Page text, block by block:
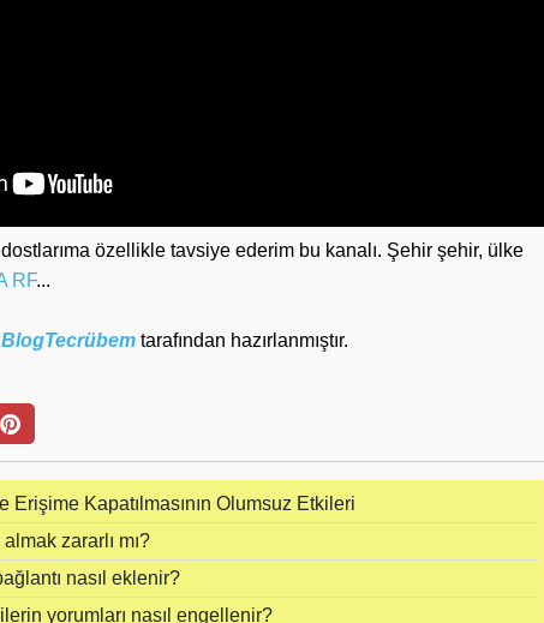
özellikle tavsiye ederim bu kanalı. Şehir şehir, ülke
RF...
tarafından hazırlanmıştır.
Erişime Kapatılmasının Olumsuz Etkileri
zararlı mı?
nasıl eklenir?
yorumları nasıl engellenir?